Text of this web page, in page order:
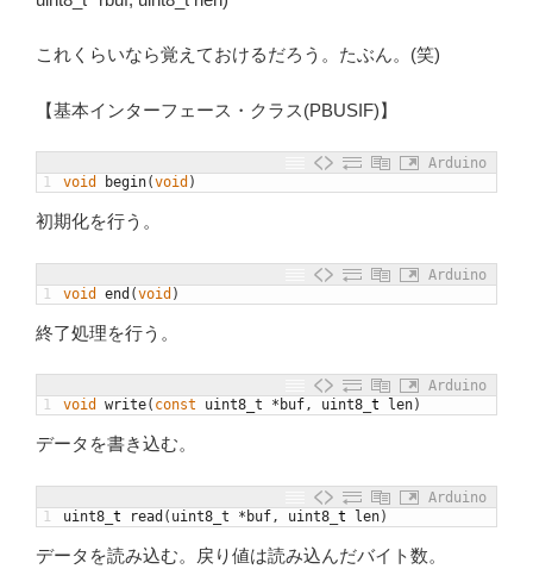
これくらいなら覚えておけるだろう。たぶん。(笑)
【基本インターフェース・クラス(PBUSIF)】
Arduino
1
void begin(void )
初期化を行う。
Arduino
1
void end (void )
終了処理を行う。
Arduino
1
void write( const uint8_t * buf, uint8 t len)
データを書き込む。
Arduino
1
uint8 t read ( uint8_t * buf , uint8 t len)
データを読み込む。戻り値は読み込んだバイト数。